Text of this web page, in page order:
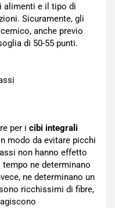
alimenti e il tipo di
Sicuramente, gli
anche previo
di 50-55 punti.
per i cibi integrali
modo da evitare picchi
non hanno effetto
ne determinano
ne determinano un
ricchissimi di fibre,